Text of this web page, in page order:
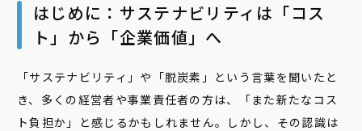
はじめに：サステナビリティは「コス
ト」から「企業価値」へ
「サステナビリティ」や「脱炭素」という言葉を聞いたと
き、多くの経営者や事業責任者の方は、「また新たなコス
ト負担か」と感じるかもしれません。しかし、その認識は